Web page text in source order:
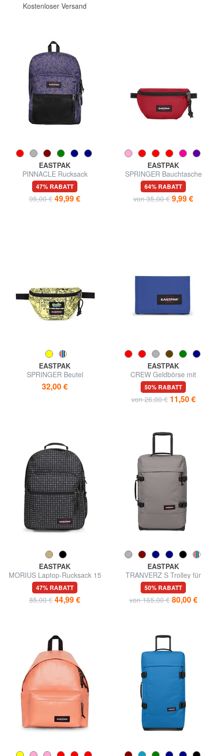
Kostenloser Versand
EASTPAK
PINNACLE Rucksack
47% RABATT
95,00 € 49,99 €
EASTPAK
SPRINGER Bauchtasche
64% RABATT
von 35,00 € 9,99 €
EASTPAK
SPRINGER Beutel
32,00 €
EASTPAK
CREW Geldbörse mit
Klettverschluss
50% RABATT
von 26,00 € 11,50 €
EASTPAK
MORIUS Laptop-Rucksack 15
"
47% RABATT
85,00 € 44,99 €
EASTPAK
TRANVERZ S Trolley für
Handgepäck
50% RABATT
von 165,00 € 80,00 €